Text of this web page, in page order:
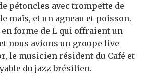
pétoncles avec trompette de
maïs, et un agneau et poisson.
forme de L qui offraient un
nous avions un groupe live
le musicien résident du Café et
du jazz brésilien.